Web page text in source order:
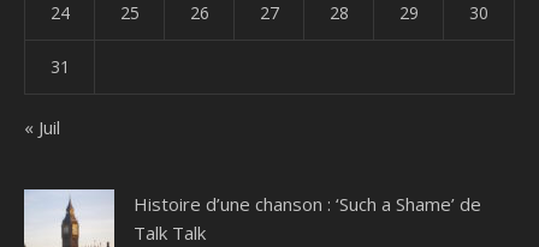
24 25 26 27 28 29 30
31
« Juil
Histoire d’une chanson : ‘Such a Shame’ de
Talk Talk